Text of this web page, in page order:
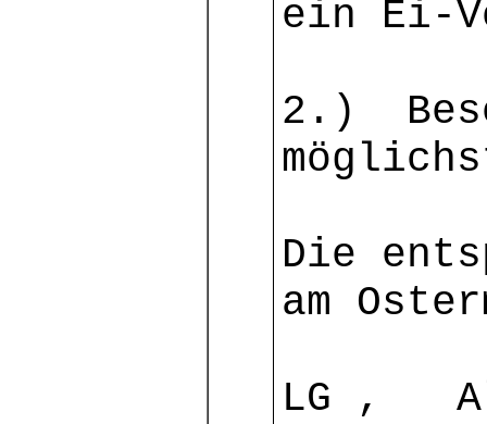
ein Ei-
2.)
Die
am
LG ,